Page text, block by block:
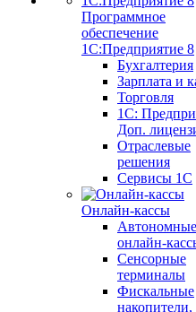
Программное
обеспечение
1С:Предприятие 8
Бухгалтерия
Зарплата и
Торговля
1C:
Доп.
Отраслевые
решения
Сервисы 1С
Онлайн-кассы
Автономные
онлайн-
Сенсорные
терминалы
Фискальные
накопители,